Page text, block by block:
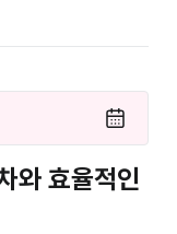
와 효율적인